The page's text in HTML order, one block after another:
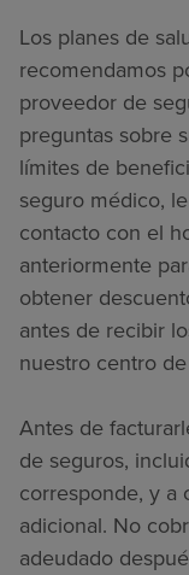
Los planes de
recomendamos
proveedor de
preguntas sobre
límites de
seguro médico,
contacto con el
anteriormente
obtener
antes de recibir
nuestro centro
Antes de
de seguros,
corresponde, y a
adicional. No
adeudado